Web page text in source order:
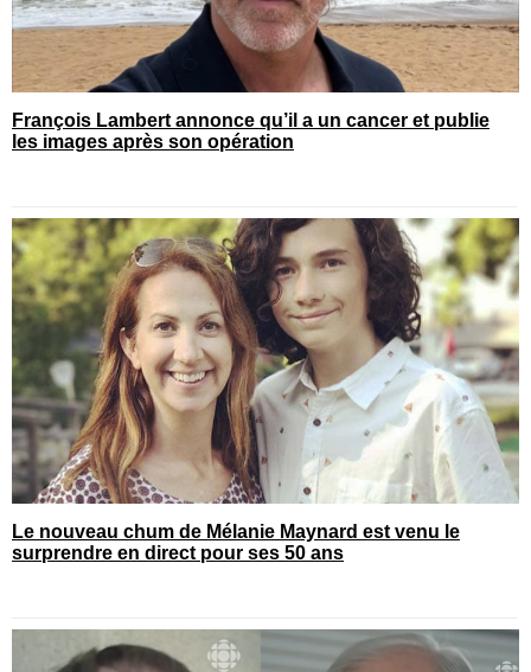
François Lambert annonce qu’il a un cancer et publie
les images après son opération
Le nouveau chum de Mélanie Maynard est venu le
surprendre en direct pour ses 50 ans